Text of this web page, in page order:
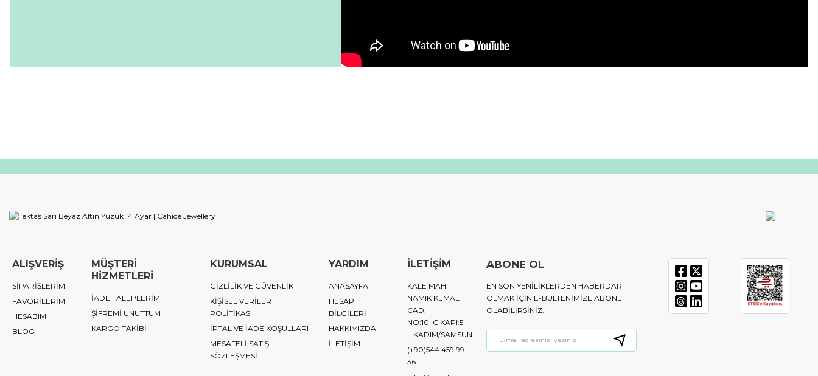
ALIŞVERİŞ
SİPARİŞLERİM
FAVORİLERİM
HESABIM
BLOG
MÜŞTERİ
HİZMETLERİ
İADE TALEPLERİM
ŞİFREMİ UNUTTUM
KARGO TAKİBİ
KURUMSAL
GİZLİLİK VE GÜVENLİK
KİŞİSEL VERİLER
POLİTİKASI
İPTAL VE İADE KOŞULLARI
MESAFELİ SATIŞ
SÖZLEŞMESİ
YARDIM
ANASAYFA
HESAP
BİLGİLERİ
HAKKIMIZDA
İLETİŞİM
İLETİŞİM
KALE MAH.
NAMIK KEMAL
CAD.
NO:10 IC KAPI:5
ILKADIM/SAMSUN
(+90)544 459 99
36
ABONE OL
EN SON YENILIKLERDEN HABERDAR
OLMAK IÇIN E-BÜLTENIMIZE ABONE
OLABILIRSINIZ.